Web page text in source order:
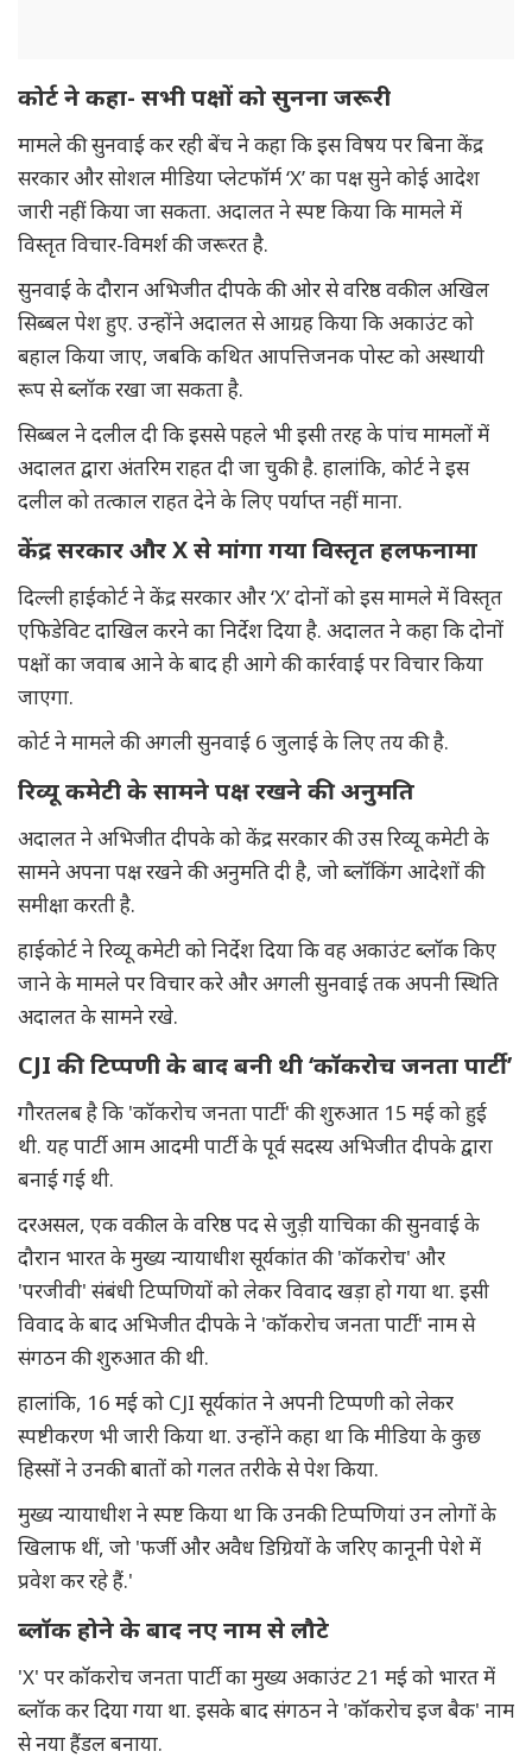
कोर्ट ने कहा- सभी पक्षों को सुनना जरूरी
मामले की सुनवाई कर रही बेंच ने कहा कि इस विषय पर बिना केंद्र
सरकार और सोशल मीडिया प्लेटफॉर्म ‘X’ का पक्ष सुने कोई आदेश
जारी नहीं किया जा सकता. अदालत ने स्पष्ट किया कि मामले में
विस्तृत विचार-विमर्श की जरूरत है.
सुनवाई के दौरान अभिजीत दीपके की ओर से वरिष्ठ वकील अखिल
सिब्बल पेश हुए. उन्होंने अदालत से आग्रह किया कि अकाउंट को
बहाल किया जाए, जबकि कथित आपत्तिजनक पोस्ट को अस्थायी
रूप से ब्लॉक रखा जा सकता है.
सिब्बल ने दलील दी कि इससे पहले भी इसी तरह के पांच मामलों में
अदालत द्वारा अंतरिम राहत दी जा चुकी है. हालांकि, कोर्ट ने इस
दलील को तत्काल राहत देने के लिए पर्याप्त नहीं माना.
केंद्र सरकार और X से मांगा गया विस्तृत हलफनामा
दिल्ली हाईकोर्ट ने केंद्र सरकार और ‘X’ दोनों को इस मामले में विस्तृत
एफिडेविट दाखिल करने का निर्देश दिया है. अदालत ने कहा कि दोनों
पक्षों का जवाब आने के बाद ही आगे की कार्रवाई पर विचार किया
जाएगा.
कोर्ट ने मामले की अगली सुनवाई 6 जुलाई के लिए तय की है.
रिव्यू कमेटी के सामने पक्ष रखने की अनुमति
अदालत ने अभिजीत दीपके को केंद्र सरकार की उस रिव्यू कमेटी के
सामने अपना पक्ष रखने की अनुमति दी है, जो ब्लॉकिंग आदेशों की
समीक्षा करती है.
हाईकोर्ट ने रिव्यू कमेटी को निर्देश दिया कि वह अकाउंट ब्लॉक किए
जाने के मामले पर विचार करे और अगली सुनवाई तक अपनी स्थिति
अदालत के सामने रखे.
CJI की टिप्पणी के बाद बनी थी ‘कॉकरोच जनता पार्टी’
गौरतलब है कि 'कॉकरोच जनता पार्टी' की शुरुआत 15 मई को हुई
थी. यह पार्टी आम आदमी पार्टी के पूर्व सदस्य अभिजीत दीपके द्वारा
बनाई गई थी.
दरअसल, एक वकील के वरिष्ठ पद से जुड़ी याचिका की सुनवाई के
दौरान भारत के मुख्य न्यायाधीश सूर्यकांत की 'कॉकरोच' और
'परजीवी' संबंधी टिप्पणियों को लेकर विवाद खड़ा हो गया था. इसी
विवाद के बाद अभिजीत दीपके ने 'कॉकरोच जनता पार्टी' नाम से
संगठन की शुरुआत की थी.
हालांकि, 16 मई को CJI सूर्यकांत ने अपनी टिप्पणी को लेकर
स्पष्टीकरण भी जारी किया था. उन्होंने कहा था कि मीडिया के कुछ
हिस्सों ने उनकी बातों को गलत तरीके से पेश किया.
मुख्य न्यायाधीश ने स्पष्ट किया था कि उनकी टिप्पणियां उन लोगों के
खिलाफ थीं, जो 'फर्जी और अवैध डिग्रियों के जरिए कानूनी पेशे में
प्रवेश कर रहे हैं.'
ब्लॉक होने के बाद नए नाम से लौटे
'X' पर कॉकरोच जनता पार्टी का मुख्य अकाउंट 21 मई को भारत में
ब्लॉक कर दिया गया था. इसके बाद संगठन ने 'कॉकरोच इज बैक' नाम
से नया हैंडल बनाया.